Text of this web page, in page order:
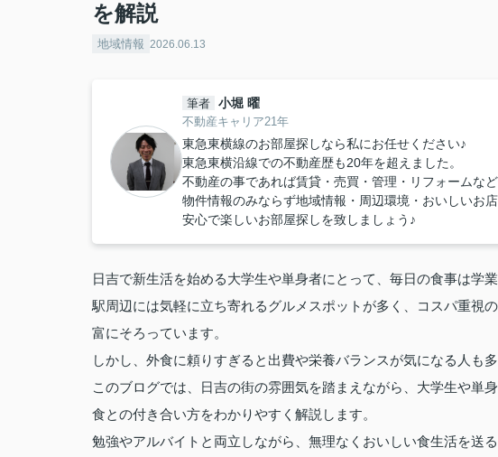
を解説
地域情報 2026.06.13
筆者 小堀 曜
不動産キャリア21年
東急東横線のお部屋探しなら私にお任せください♪
東急東横沿線での不動産歴も20年を超えました。
不動産の事であれば賃貸・売買・管理・リフォームな
物件情報のみならず地域情報・周辺環境・おいしいお
安心で楽しいお部屋探しを致しましょう♪
日吉で新生活を始める大学生や単身者にとって、毎日の食事は学
駅周辺には気軽に立ち寄れるグルメスポットが多く、コスパ重視
富にそろっています。
しかし、外食に頼りすぎると出費や栄養バランスが気になる人も多
このブログでは、日吉の街の雰囲気を踏まえながら、大学生や単
食との付き合い方をわかりやすく解説します。
勉強やアルバイトと両立しながら、無理なくおいしい食生活を送